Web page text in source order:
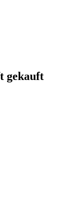
gekauft